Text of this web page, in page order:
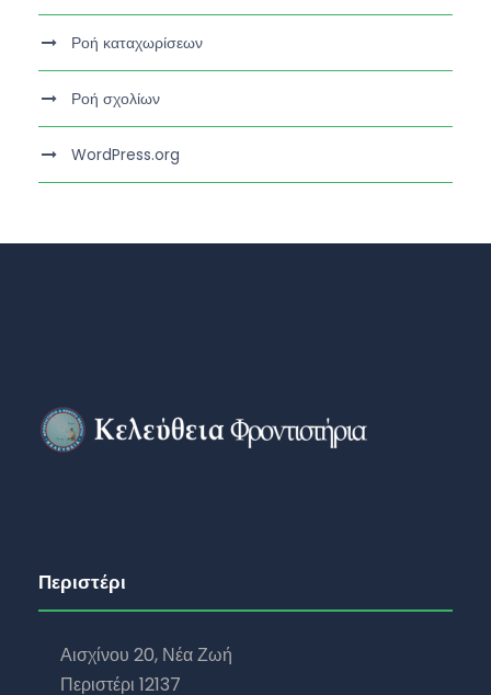
Ροή καταχωρίσεων
Ροή σχολίων
WordPress.org
Περιστέρι
Αισχίνου 20, Νέα Ζωή
Περιστέρι 12137